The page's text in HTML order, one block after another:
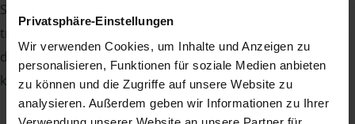
Privatsphäre-Einstellungen
Wir verwenden Cookies, um Inhalte und Anzeigen zu
personalisieren, Funktionen für soziale Medien anbieten
zu können und die Zugriffe auf unsere Website zu
analysieren. Außerdem geben wir Informationen zu Ihrer
Sie zu. Ihr Vorteil: Zufriedene Mitglieder bleiben viele Jahre
treu und sorgen für Planungssicherheit. Somit kennt man
den eigenen Bestand und kann damit zuverlässig das
kommende Jahr kalkulieren.